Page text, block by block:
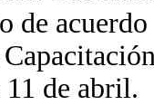
de
de abril.